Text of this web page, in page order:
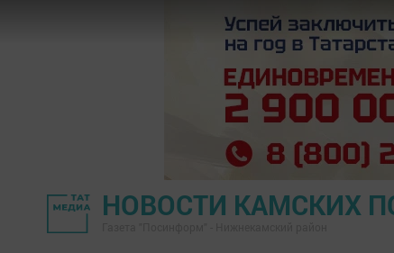
НОВОСТИ КАМСКИХ